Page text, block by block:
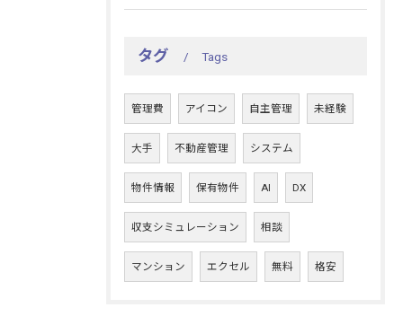
タグ Tags
管理費 アイコン 自主管理 未経験
大手 不動産管理 システム
物件情報 保有物件 AI DX
収支シミュレーション 相談
マンション エクセル 無料 格安